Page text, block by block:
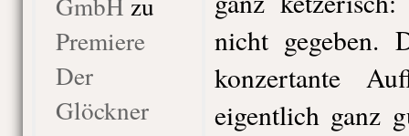
Premiere
Der
Glöckner
nicht gegeben.
konzertante
eigentlich ganz